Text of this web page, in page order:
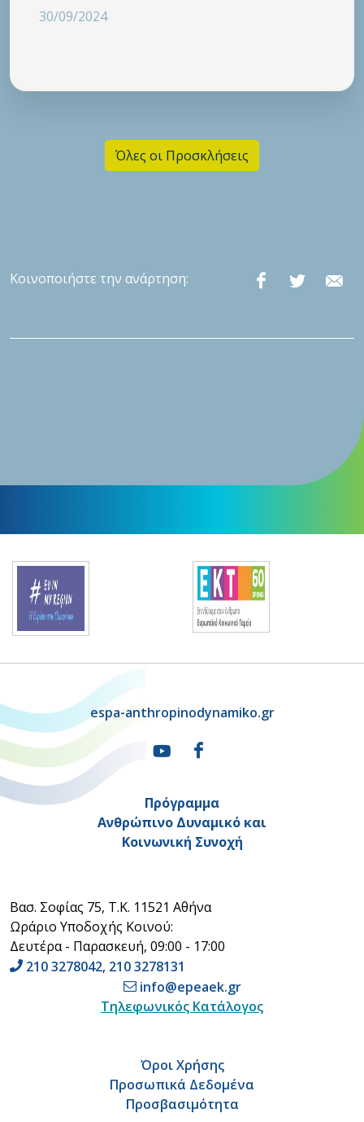
30/09/2024
Όλες οι Προσκλήσεις
Κοινοποιήστε την ανάρτηση:
espa-anthropinodynamiko.gr
Βασ. Σοφίας 75, Τ.Κ. 11521 Αθήνα
Ωράριο Υποδοχής Κοινού:
Δευτέρα - Παρασκευή, 09:00 - 17:00
210 3278042, 210 3278131
info@epeaek.gr
Τηλεφωνικός Κατάλογος
Πρόγραμμα
Ανθρώπινο Δυναμικό και
Κοινωνική Συνοχή
Όροι Χρήσης
Προσωπικά Δεδομένα
Προσβασιμότητα